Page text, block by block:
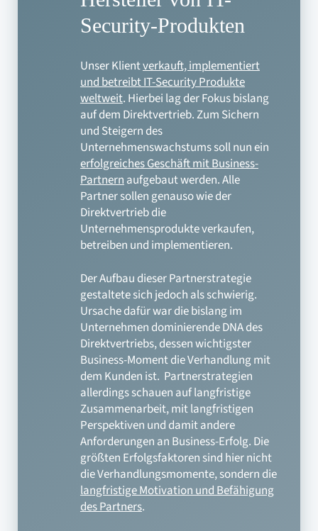
Security-Produkten
Unser Klientverkauft, implementiert
und betreibt IT-Security Produkte
weltweit. Hierbei lag der Fokus bislang
auf dem Direktvertrieb. Zum Sichern
und Steigern des
Unternehmenswachstums soll nun ein
erfolgreiches Geschäft mit Business-
Partnernaufgebaut werden. Alle
Partner sollen genauso wie der
Direktvertrieb die
Unternehmensprodukte verkaufen,
betreiben und implementieren.
Der Aufbau dieser Partnerstrategie
gestaltete sich jedoch als schwierig.
Ursache dafür war die bislang im
Unternehmen dominierende DNA des
Direktvertriebs, dessen wichtigster
Business-Moment die Verhandlung mit
dem Kunden ist. Partnerstrategien
allerdings schauen auf langfristige
Zusammenarbeit, mit langfristigen
Perspektiven und damit andere
Anforderungen an Business-Erfolg. Die
größten Erfolgsfaktoren sind hier nicht
die Verhandlungsmomente, sondern die
langfristige Motivation und Befähigung
des Partners.